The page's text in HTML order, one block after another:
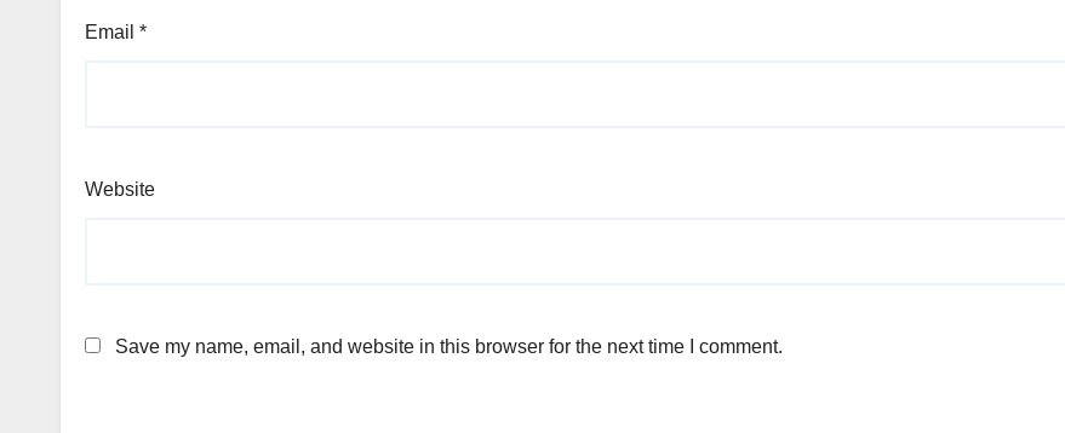
Email *
Website
Save my name, email, and website in this browser for the next time I comment.